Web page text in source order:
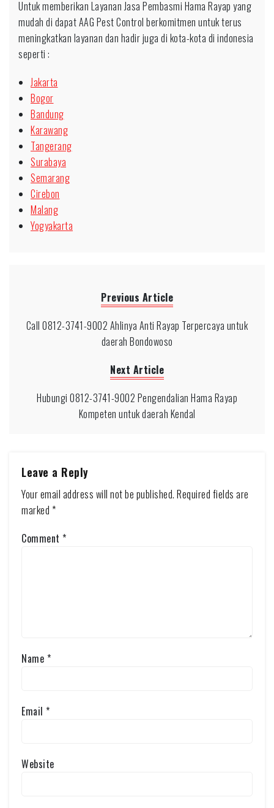
Untuk memberikan Layanan Jasa Pembasmi Hama Rayap yang
mudah di dapat AAG Pest Control berkomitmen untuk terus
meningkatkan layanan dan hadir juga di kota-kota di indonesia
seperti :
Jakarta
Bogor
Bandung
Karawang
Tangerang
Surabaya
Semarang
Cirebon
Malang
Yogyakarta
Previous Article
Call 0812-3741-9002 Ahlinya Anti Rayap Terpercaya untuk
daerah Bondowoso
Next Article
Hubungi 0812-3741-9002 Pengendalian Hama Rayap
Kompeten untuk daerah Kendal
Leave a Reply
Your email address will not be published. Required fields are
marked *
Comment *
Name *
Email *
Website